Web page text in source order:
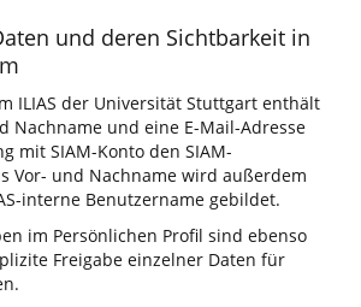
und deren Sichtbarkeit in
ILIAS der Universität Stuttgart enthält
Nachname und eine E-Mail-Adresse
mit SIAM-Konto den SIAM-
Vor- und Nachname wird außerdem
interne Benutzername gebildet.
im Persönlichen Profil sind ebenso
Freigabe einzelner Daten für